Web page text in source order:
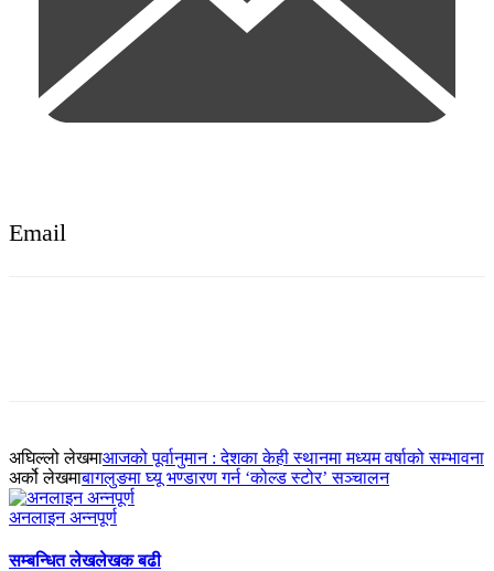
Email
अघिल्लो लेखमाआजको पूर्वानुमान : देशका केही स्थानमा मध्यम वर्षाको सम्भावना
अर्को लेखमाबागलुङमा घ्यू भण्डारण गर्न ‘कोल्ड स्टोर’ सञ्चालन
अनलाइन अन्नपूर्ण
सम्बन्धित लेखलेखक बढी